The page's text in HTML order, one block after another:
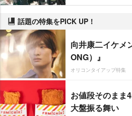
話題の特集をPICK UP！
向井康二イケメ
ONG）』
オリコンタイアップ特集
お値段そのまま
大盤振る舞い